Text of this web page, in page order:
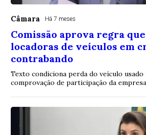
Câmara Há 7 meses
Comissão aprova regra
locadoras de veículos em
contrabando
Texto condiciona perda do veículo
comprovação de participação da